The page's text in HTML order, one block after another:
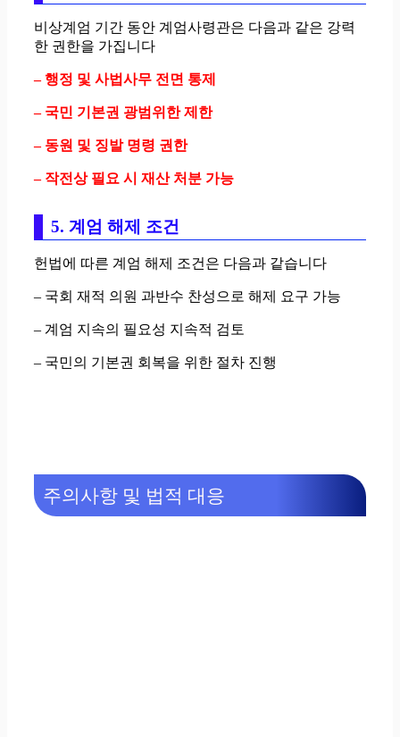
비상계엄 기간 동안 계엄사령관은 다음과 같은 강력
한 권한을 가집니다
– 행정 및 사법사무 전면 통제
– 국민 기본권 광범위한 제한
– 동원 및 징발 명령 권한
– 작전상 필요 시 재산 처분 가능
5. 계엄 해제 조건
헌법에 따른 계엄 해제 조건은 다음과 같습니다
– 국회 재적 의원 과반수 찬성으로 해제 요구 가능
– 계엄 지속의 필요성 지속적 검토
– 국민의 기본권 회복을 위한 절차 진행
주의사항 및 법적 대응